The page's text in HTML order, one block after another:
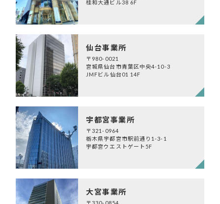
桂和大通ビル38 6F
仙台事業所
〒980-0021
宮城県仙台市青葉区中央4-10-3
JMFビル仙台01 14F
宇都宮事業所
〒321-0964
栃木県宇都宮市駅前通り1-3-1
宇都宮ウエストゲート5F
大宮事業所